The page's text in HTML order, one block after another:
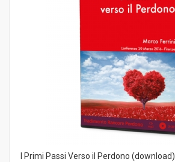
I Primi Passi Verso il Perdono (download)